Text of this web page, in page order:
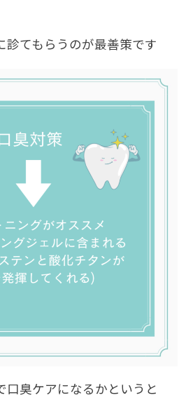
診てもらうのが最善策です
口臭ケアになるかというと